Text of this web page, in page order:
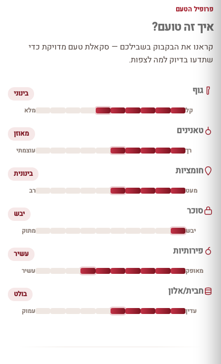
פרופיל הטעם
איך זה טועם?
קראנו את הבקבוק בשבילכם — סקאלת טעם מדויקת כדי
שתדעו בדיוק למה לצפות.
גוף בינוני
קל מלא
טאנינים מאוזן
רך עוצמתי
חומציות בינונית
מעט רב
סוכר יבש
יבש מתוק
פירותיות עשיר
מאופק עשיר
חבית/אלון בולט
עדין עמוק